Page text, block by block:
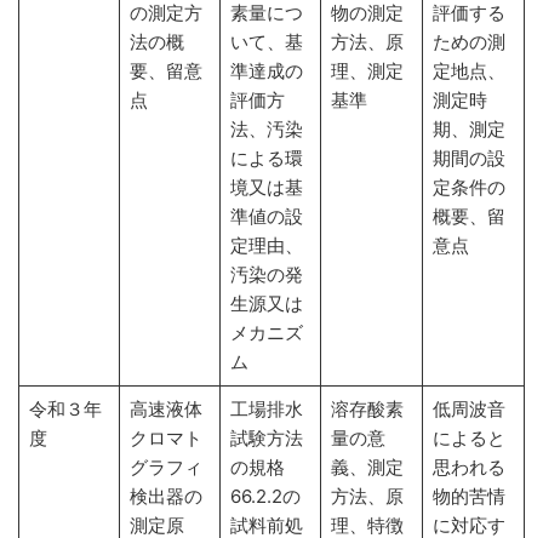
の測定方
法の概
要、留意
点
素量につ
いて、基
準達成の
評価方
法、汚染
による環
境又は基
準値の設
定理由、
汚染の発
生源又は
メカニズ
ム
物の測定
方法、原
理、測定
基準
評価する
ための測
定地点、
測定時
期、測定
期間の設
定条件の
概要、留
意点
令和３年
度
高速液体
クロマト
グラフィ
検出器の
測定原
工場排水
試験方法
の規格
66.2.2の
試料前処
溶存酸素
量の意
義、測定
方法、原
理、特徴
低周波音
によると
思われる
物的苦情
に対応す